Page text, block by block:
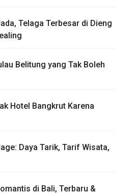
Telaga Terbesar di Dieng
Belitung yang Tak Boleh
Hotel Bangkrut Karena
Daya Tarik, Tarif Wisata,
di Bali, Terbaru &